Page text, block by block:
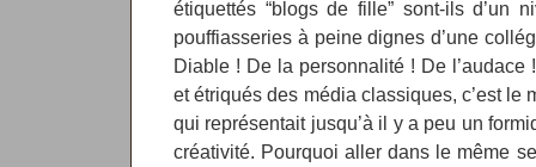
étiquettés “blogs de fille” sont-ils d’un
pouffiasseries à peine dignes d’une
Diable ! De la personnalité ! De l’audace
et étriqués des média classiques, c’est le
qui représentait jusqu’à il y a peu un
créativité. Pourquoi aller dans le même